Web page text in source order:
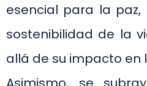
esencial para la
sostenibilidad de la
allá de su impacto en